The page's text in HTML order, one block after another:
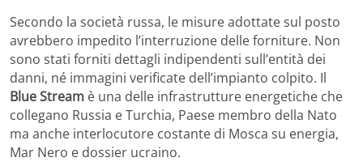
Secondo la società russa, le misure adottate sul posto
avrebbero impedito l’interruzione delle forniture. Non
sono stati forniti dettagli indipendenti sull’entità dei
danni, né immagini verificate dell’impianto colpito. Il
Blue Stream è una delle infrastrutture energetiche che
collegano Russia e Turchia, Paese membro della Nato
ma anche interlocutore costante di Mosca su energia,
Mar Nero e dossier ucraino.